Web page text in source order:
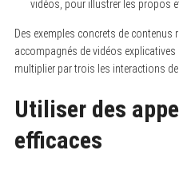
vidéos, pour illustrer les propos
Des exemples concrets de
accompagnés de vidéos explicatives
multiplier par trois les interactions
Utiliser des
efficaces